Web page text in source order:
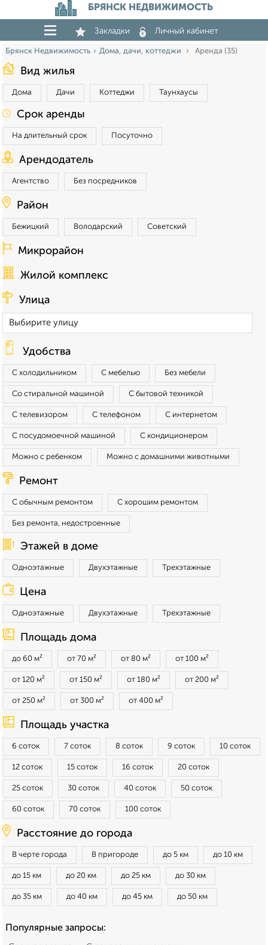
БРЯНСК НЕДВИЖИМОСТЬ
Закладки Личный кабинет
Брянск Недвижимость Дома, дачи, коттеджи Аренда (35)
Вид жилья
Дома Дачи Коттеджи Таунхаусы
Срок аренды
На длительный срок Посуточно
Арендодатель
Агентство Без посредников
Район
Бежицкий Володарский Советский
Микрорайон
Жилой комплекс
Улица
Удобства
С холодильником С мебелью Без мебели
Со стиральной машиной С бытовой техникой
С телевизором С телефоном С интернетом
С посудомоечной машиной С кондиционером
Можно с ребенком Можно с домашними животными
Ремонт
С обычным ремонтом С хорошим ремонтом
Без ремонта, недостроенные
Этажей в доме
Одноэтажные Двухэтажные Трехэтажные
Цена
Одноэтажные Двухэтажные Трехэтажные
Площадь дома
до 60 м² от 70 м² от 80 м² от 100 м²
от 120 м² от 150 м² от 180 м² от 200 м²
от 250 м² от 300 м² от 400 м²
Площадь участка
6 соток 7 соток 8 соток 9 соток 10 соток
12 соток 15 соток 16 соток 20 соток
25 соток 30 соток 40 соток 50 соток
60 соток 70 соток 100 соток
Расстояние до города
В черте города В пригороде до 5 км до 10 км
до 15 км до 20 км до 25 км до 30 км
до 35 км до 40 км до 45 км до 50 км
Популярные запросы: